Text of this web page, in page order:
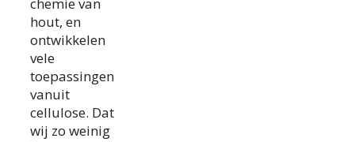
hout, en
ontwikkelen
vele
toepassingen
vanuit
cellulose. Dat
wij zo weinig